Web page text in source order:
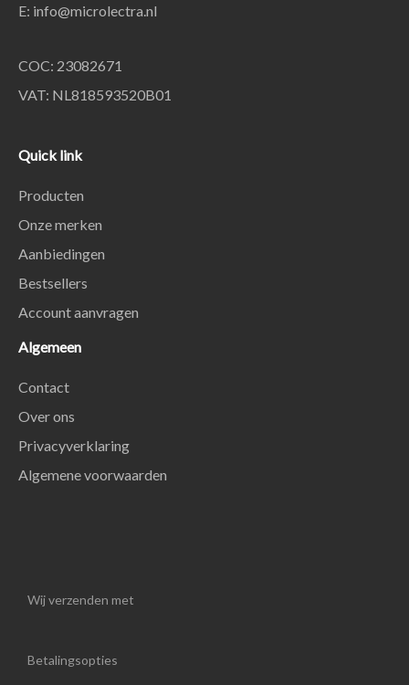
E: info@microlectra.nl
COC: 23082671
VAT: NL818593520B01
Quick link
Producten
Onze merken
Aanbiedingen
Bestsellers
Account aanvragen
Algemeen
Contact
Over ons
Privacyverklaring
Algemene voorwaarden
Wij verzenden met
Betalingsopties